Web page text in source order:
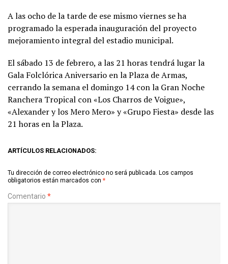
A las ocho de la tarde de ese mismo viernes se ha
programado la esperada inauguración del proyecto
mejoramiento integral del estadio municipal.
El sábado 13 de febrero, a las 21 horas tendrá lugar la
Gala Folclórica Aniversario en la Plaza de Armas,
cerrando la semana el domingo 14 con la Gran Noche
Ranchera Tropical con «Los Charros de Voigue»,
«Alexander y los Mero Mero» y «Grupo Fiesta» desde las
21 horas en la Plaza.
ARTÍCULOS RELACIONADOS:
Tu dirección de correo electrónico no será publicada. Los campos
obligatorios están marcados con *
Comentario *